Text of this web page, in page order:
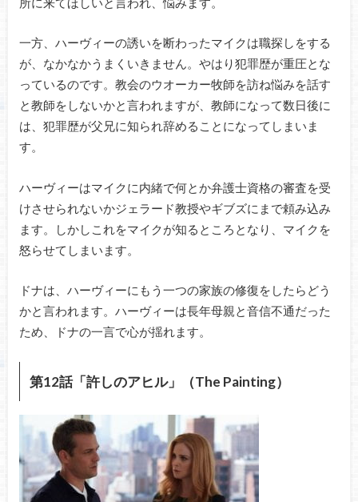
一方、ハーヴィーの誘いを断わったマイクは職探しをする
が、なかなかうまくいきません。やはり犯罪歴が重圧とな
っているのです。教会のウオーカー牧師を訪ね悩みを話す
と教師をしないかと言われますが、教師になって数日後に
は、犯罪歴が父兄に知られ辞めることになってしまいま
す。
ハーヴィーはマイクに内緒で何とか弁護士資格の審査を受
けさせられないかジェラード教授やギブズにまで頼み込み
ます。しかしこれをマイクが知るところとなり、マイクを
怒らせてしまいます。
ドナは、ハーヴィーにもう一つの家族の修復をしたらどう
かと言われます。ハーヴィーは長年母親と音信不通だった
ため、ドナの一言で心が揺れます。
第12話「許しのアヒル」（The Painting）